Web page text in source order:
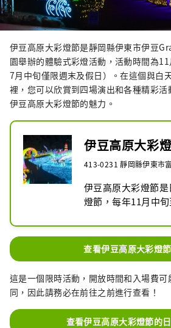
伊豆高原大彩燈節是靜岡縣伊東市伊豆
園舉辦的體驗式彩燈活動，活動時間為
7月中旬僅限週末及假日）。在這個與白
裡，您可以欣賞到四場演出和各種精彩
伊豆高原大彩燈節的魅力。
伊豆高原大彩
413-0231 靜岡縣伊東市
伊豆高原大彩燈節
燈節，每年11月中
每隔10分鐘，將上演
燈隨著音樂翩翩起舞
夢幻世界中欣賞極
秀】，以及60米寬
結合的【大視野秀】
音樂與燈光的碰撞。
查看伊豆高原大彩燈
這是一個限時活動，開放時間和入場費
同，因此請務必在前往之前進行查看！
查看伊豆高原大彩燈節的